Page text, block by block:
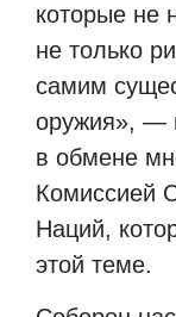
которые не
не только
самим
оружия», —
в обмене
Комиссией
Наций,
этой теме.